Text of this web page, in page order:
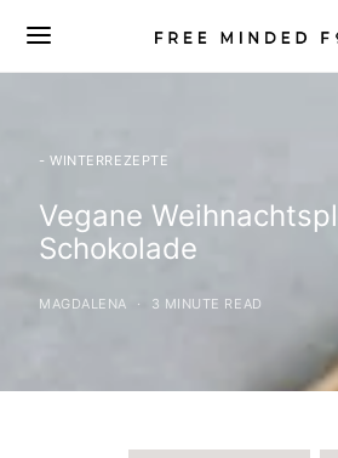
- WINTERREZEPTE
Vegane
Schokolade
MAGDALENA 3 MINUTE READ